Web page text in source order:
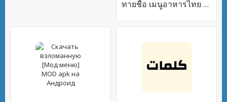
ทายชื่อ เมนูอาหารไทย 2566